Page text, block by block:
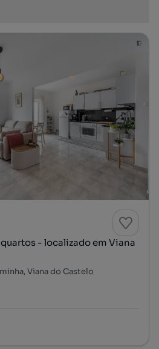
- localizado em Viana
Viana do Castelo